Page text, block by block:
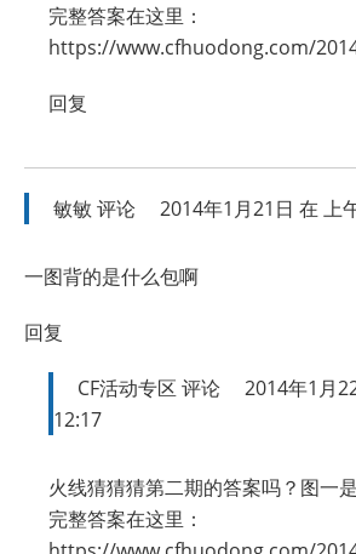
完整答案在这里：
https://www.cfhuodong.com/
回复
敏敏评论 2014年1月21日 在 上
一图背的是什么包啊
回复
CF活动专区评论
2014年1月
12:17
火线猜猜猜第二期的答案吗？图一是
完整答案在这里：